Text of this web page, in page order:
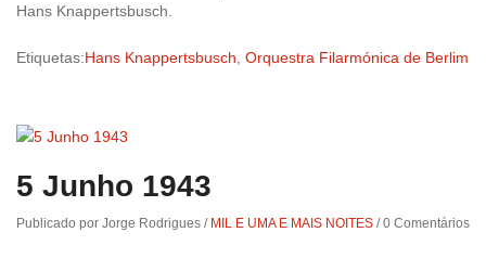
Hans Knappertsbusch.
Etiquetas:Hans Knappertsbusch Orquestra Filarmónica de Berlim
5 Junho 1943
Publicado por Jorge Rodrigues / MIL E UMA E MAIS NOITES /0 Comentários